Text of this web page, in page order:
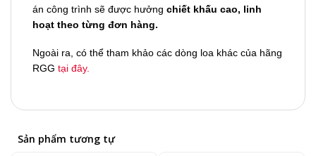
án công trình sẽ được hưởng chiết khấu cao, linh
hoạt theo từng đơn hàng.
Ngoài ra, có thể tham khảo các dòng loa khác của hãng
RGG tại đây.
Sản phẩm tương tự